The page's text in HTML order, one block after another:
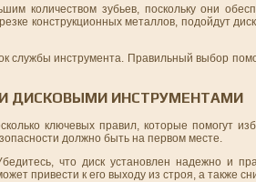
количеством зубьев, поскольку они
конструкционных металлов, подойдут
службы инструмента. Правильный выбор
ДИСКОВЫМИ ИНСТРУМЕНТАМИ
ключевых правил, которые помогут
должно быть на первом месте.
что диск установлен надежно и
привести к его выходу из строя, а также